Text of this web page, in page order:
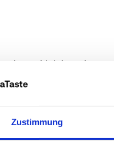
Zustimmung
und leicht salzen.
Öl anbraten, Vital-